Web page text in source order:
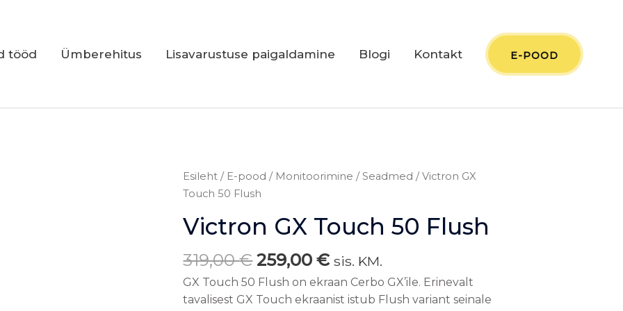
tööd Ümberehitus Lisavarustuse paigaldamine Blogi Kontakt E-POOD
Esileht / E-pood / Monitoorimine /Seadmed / Victron GX
Touch 50 Flush
Victron GX Touch 50 Flush
319,00€
Algne
hind
319,00 €.
259,00€
Praegune
259,00 €.
sis. KM.
GX Touch 50 Flush on ekraan Cerbo GX’ile. Erinevalt
tavalisest GX Touch ekraanist istub Flush variant seinale
Victron
GX
50
kogus